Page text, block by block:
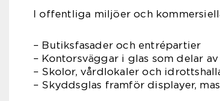
I offentliga miljöer och
– Butiksfasader och entrépartier
– Kontorsväggar i glas som delar
– Skolor, vårdlokaler och
– Skyddsglas framför displayer,